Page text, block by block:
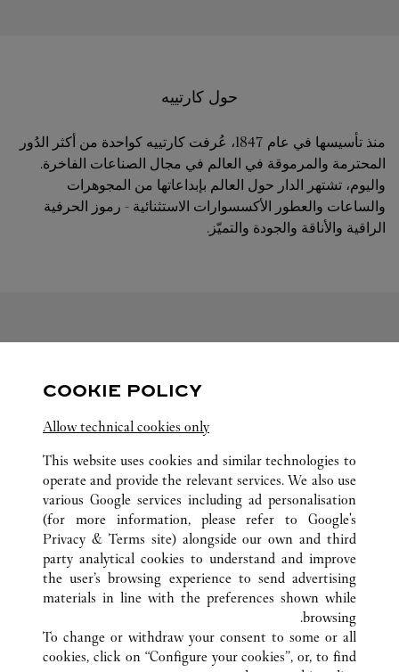
حول كارتييه
منذ تأسيسها في عام 1847، عُرفت كارتييه كواحدة من أكثر الدُور
المحترمة والمرموقة في العالم في مجال الصناعات الفاخرة.
واليوم، تشتهر الدار حول العالم بإبداعاتها من المجوهرات
والساعات والعطور الأكسسوارات الاستثنائية - رموز الحرفية
الراقية والأناقة والجودة والتميّز.
Link Opens in New Tab
Visit us on Instagram
Link Opens in New Tab
Visit us on Pinterest
Link Opens in New Tab
Visit us on Tumblr
Link Opens in New Tab
Visit us on Twitter
Opens in New Tab
Visit us on Youtube
Opens in New Tab
كافة مواقع كارتييه اليابان 沖縄県
那覇市
おもろまち4-1
خدمة العملاء
الاتصال بنا
COOKIE POLICY
Allow technical cookies only
This website uses cookies and similar technologies to
operate and provide the relevant services. We also use
various Google services including ad personalisation
(for more information, please refer to Google's
Privacy & Terms site) alongside our own and third
party analytical cookies to understand and improve
the user’s browsing experience to send advertising
materials in line with the preferences shown while
browsing.
To change or withdraw your consent to some or all
cookies, click on “Configure your cookies”, or, to find